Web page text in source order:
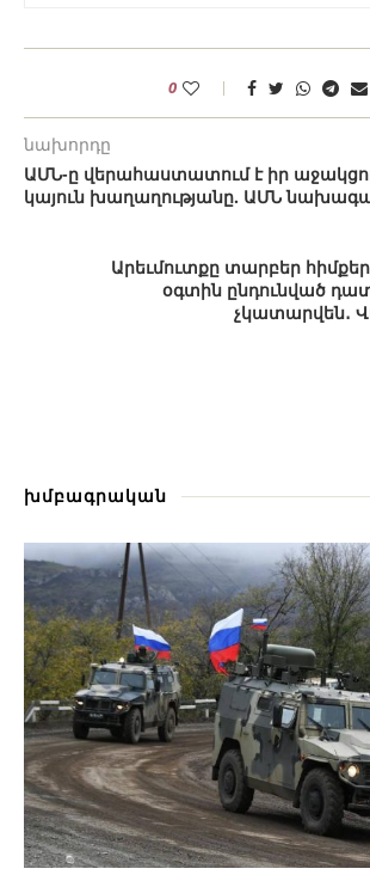
0
նախորդը
ԱՄՆ-ը վերահաստատում է իր
կայուն խաղաղությանը. ԱՄՆ
Արեւմուտքը տարբեր
օգտին ընդունված
չկատարվեն․
խմբագրական